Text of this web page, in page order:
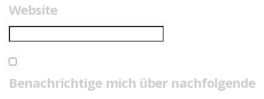
Website
Benachrichtige mich über nachfolgende